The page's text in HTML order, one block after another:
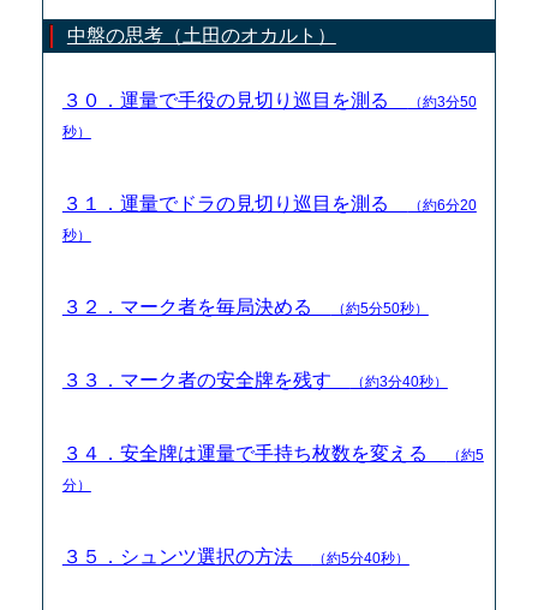
中盤の思考（土田のオカルト）
３０．運量で手役の見切り巡目を測る
（約3分50
秒）
３１．運量でドラの見切り巡目を測る
（約6分20
秒）
３２．マーク者を毎局決める （約5分50秒）
３３．マーク者の安全牌を残す （約3分40秒）
３４．安全牌は運量で手持ち枚数を変える
（約5
分）
３５．シュンツ選択の方法 （約5分40秒）